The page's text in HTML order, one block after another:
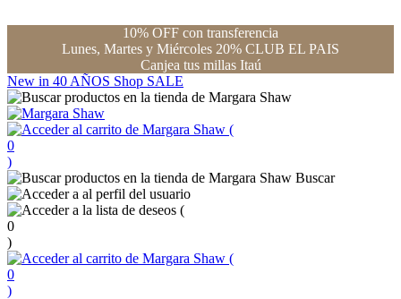
10% OFF con transferencia
Lunes, Martes y Miércoles 20% CLUB EL PAIS
Canjea tus millas Itaú
New in 40 AÑOS Shop SALE
(
0
)
Buscar
(
0
)
(
0
)